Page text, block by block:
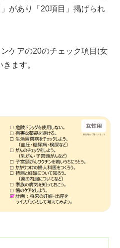
があり「20項目」掲げられ
ケアの20のチェック項目(女
ます。